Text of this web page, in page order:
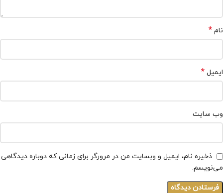
نام *
ایمیل *
وب‌ سایت
ذخیره نام، ایمیل و وبسایت من در مرورگر برای زمانی که دوباره دیدگاهی
می‌نویسم.